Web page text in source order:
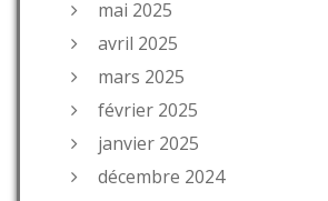
mai 2025
avril 2025
mars 2025
février 2025
janvier 2025
décembre 2024